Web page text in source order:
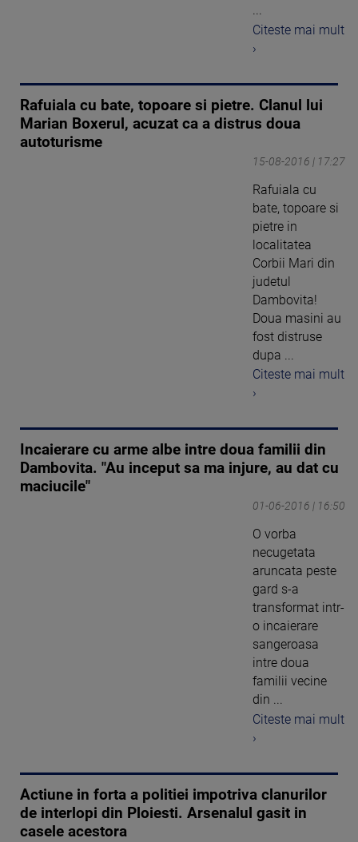
...
Citeste mai mult
›
Rafuiala cu bate, topoare si pietre. Clanul lui
Marian Boxerul, acuzat ca a distrus doua
autoturisme
15-08-2016 | 17:27
Rafuiala cu
bate, topoare si
pietre in
localitatea
Corbii Mari din
judetul
Dambovita!
Doua masini au
fost distruse
dupa ...
Citeste mai mult
›
Incaierare cu arme albe intre doua familii din
Dambovita. "Au inceput sa ma injure, au dat cu
maciucile"
01-06-2016 | 16:50
O vorba
necugetata
aruncata peste
gard s-a
transformat intr-
o incaierare
sangeroasa
intre doua
familii vecine
din ...
Citeste mai mult
›
Actiune in forta a politiei impotriva clanurilor
de interlopi din Ploiesti. Arsenalul gasit in
casele acestora